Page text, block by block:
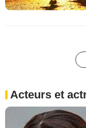
Acteurs et